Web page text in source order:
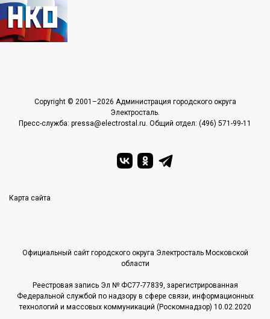
Copyright © 2001–2026 Администрация городского округа
Электросталь.
Пресс-служба: pressa@electrostal.ru. Общий отдел: (496) 571-99-11
Карта сайта
Официальный сайт городского округа Электросталь Московской
области
Реестровая запись Эл № ФС77-77839, зарегистрированная
Федеральной службой по надзору в сфере связи, информационных
технологий и массовых коммуникаций (Роскомнадзор) 10.02.2020